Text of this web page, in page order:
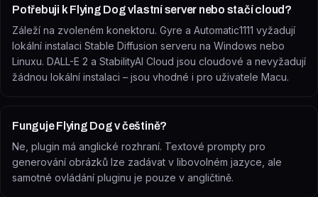
Potřebuji k Flying Dog vlastní server nebo stačí cloud?
Záleží na zvoleném konektoru. Gyre a Automatic1111 vyžadují
lokální instalaci Stable Diffusion serveru na Windows nebo
Linuxu. DALL-E 2 a StabilityAI Cloud jsou cloudové a nevyžadují
žádnou lokální instalaci – jsou vhodné i pro uživatele Macu.
Funguje Flying Dog v češtině?
Ne, plugin má anglické rozhraní. Textové prompty pro
generování obrázků lze zadávat v libovolném jazyce, ale
samotné ovládání pluginu je pouze v angličtině.